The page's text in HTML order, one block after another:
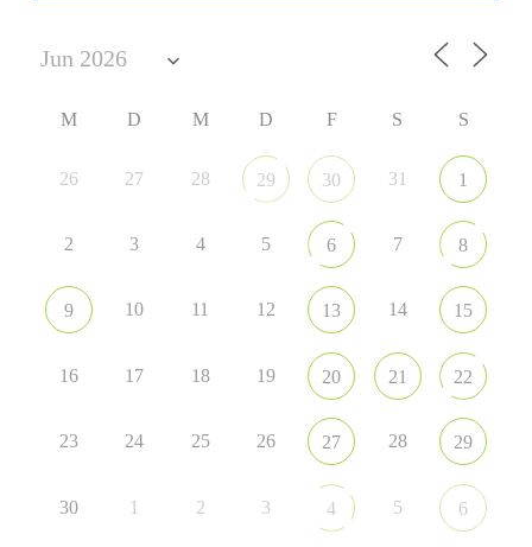
M D M D F S S
26 27 28 29 30 31 1
2 3 4 5 6 7 8
9 10 11 12 13 14 15
16 17 18 19 20 21 22
23 24 25 26 27 28 29
30 1 2 3 4 5 6